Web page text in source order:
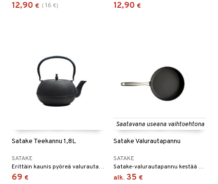
12,90 € ( 16 €) 12,90 €
Satake Teekannu 1,8L
SATAKE
Erittäin kaunis pyöreä valurautainen teekannu, joka valaisee teekutsut muodollaan ja kuvioillaan. Teekannun rauta puhdistetaan valun yhteydessä. Kannun sisäpuoli on emaloitu, mikä suojaa sitä ruostumiselta ja tekee siitä helpon puhdistaa.
69 €
Saatavana useana vaihtoehtona
Satake Valurautapannu
SATAKE
Satake-valurautapannu kestää koko elämän, jos pidät siitä huolta.
alk. 35 €